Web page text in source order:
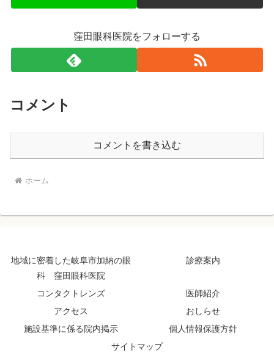
窪田眼科医院をフォローする
コメント
コメントを書き込む
ホーム
地域に密着した岐阜市加納の眼
科 窪田眼科医院
診療案内
コンタクトレンズ
医師紹介
アクセス
おしらせ
施設基準に係る院内掲示
個人情報保護方針
サイトマップ